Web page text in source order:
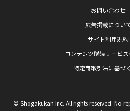
お問い合わせ
広告掲載につい
サイト利用規約
コンテンツ購読サービ
特定商取引法に基づ
© Shogakukan Inc. All rights reserved. No